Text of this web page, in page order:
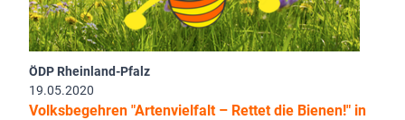
ÖDP Rheinland-Pfalz
19.05.2020
Volksbegehren "Artenvielfalt – Rettet die Bienen!" in